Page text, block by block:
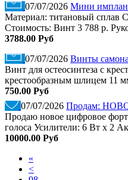
07/07/2026 Мини
Материал: титановый сплав
Стоимость: Винт 3 788 р.
3788.00 Руб
07/07/2026 Винты
Винт для остеосинтеза с
крестообразным шлицем 11
750.00 Руб
07/07/2026 Продам:
Продаю новое цифровое
голоса Усилители: 6 Вт x 2
10000.00 Руб
«
<